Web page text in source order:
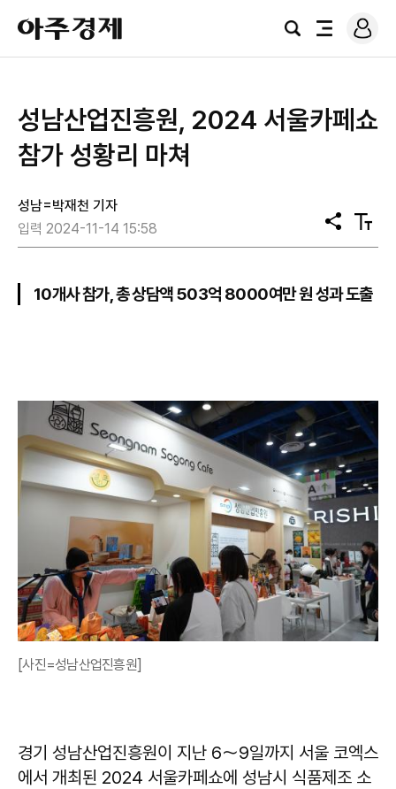
아
주
경
검
전
로
그
성남산업진흥원, 2024 서울카페쇼
참가 성황리 마쳐
성남=박재천 기자
입력 2024-11-14 15:58
공
유
텍
스
기
10개사 참가, 총 상담액 503억 8000여만 원 성과 도출
[사진=성남산업진흥원]
경기 성남산업진흥원이 지난 6～9일까지 서울 코엑스
에서 개최된 2024 서울카페쇼에 성남시 식품제조 소